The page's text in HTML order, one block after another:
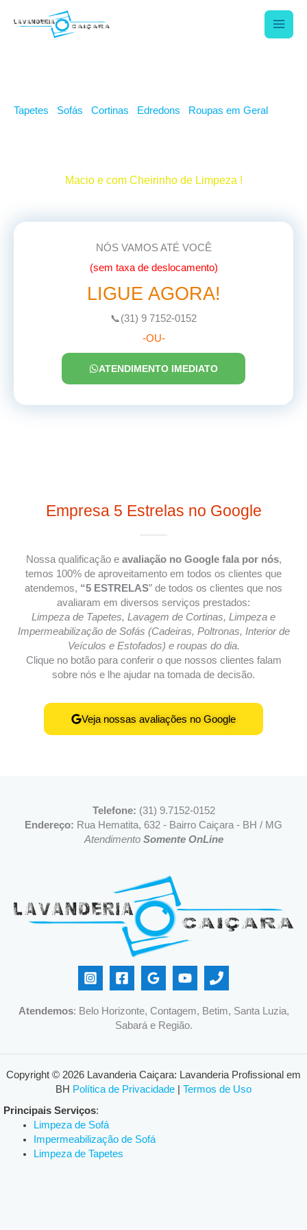
para
Tapetes Sofás Cortinas Edredons Roupas em Geral
Macio e com Cheirinho de Limpeza !
NÓS VAMOS ATÉ VOCÊ
(sem taxa de deslocamento)
LIGUE AGORA!
📞(31) 9 7152-0152
-OU-
ATENDIMENTO IMEDIATO
Empresa 5 Estrelas no Google
Nossa qualificação e avaliação no Google fala por nós,
temos 100% de aproveitamento em todos os clientes que
atendemos, “5 ESTRELAS” de todos os clientes que nos
avaliaram em diversos serviços prestados:
Limpeza de Tapetes, Lavagem de Cortinas, Limpeza e
Impermeabilização de Sofás (Cadeiras, Poltronas, Interior de
Veículos e Estofados) e roupas do dia.
Clique no botão para conferir o que nossos clientes falam
sobre nós e lhe ajudar na tomada de decisão.
Veja nossas avaliações no Google
Telefone: (31) 9.7152-0152
Endereço: Rua Hematita, 632 - Bairro Caiçara - BH / MG
Atendimento Somente OnLine
Atendemos: Belo Horizonte, Contagem, Betim, Santa Luzia,
Sabará e Região.
Copyright © 2026 Lavanderia Caiçara: Lavanderia Profissional em
BH Política de Privacidade | Termos de Uso
Principais Serviços:
Limpeza de Sofá
Impermeabilização de Sofá
Limpeza de Tapetes